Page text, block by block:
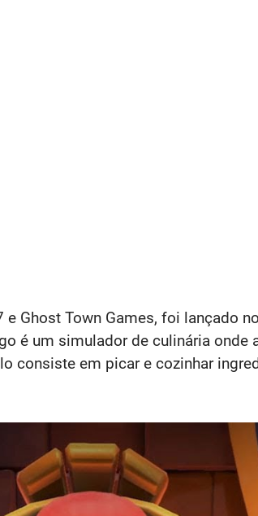
Ghost Town Games, foi lançado
é um simulador de culinária
consiste em picar e cozinhar